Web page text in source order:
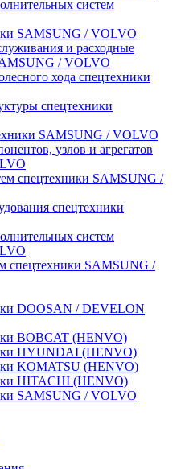
систем
SAMSUNG / VOLVO
и расходные
/ VOLVO
хода спецтехники
спецтехники
SAMSUNG / VOLVO
узлов и агрегатов
спецтехники SAMSUNG /
спецтехники
систем
спецтехники SAMSUNG /
DOOSAN / DEVELON
BOBCAT (HENVO)
HYUNDAI (HENVO)
KOMATSU (HENVO)
HITACHI (HENVO)
SAMSUNG / VOLVO